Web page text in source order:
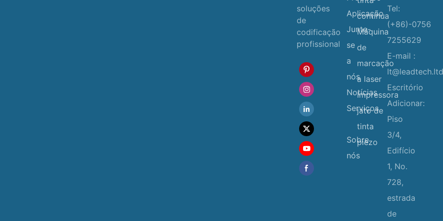
soluções
de
codificação
profissional
Aplicação
Junte-
se
a
nós
Notícias
Serviços
Sobre
nós
contínua
Máquina
de
marcação
a laser
Impressora
jato de
tinta
piezo
Tel:
(+86)-0756
7255629
E-mail :
lt@leadtech.ltd
Escritório
Adicionar:
Piso
3/4,
Edifício
1, No.
728,
estrada
de